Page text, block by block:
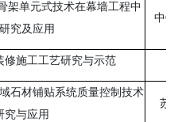
架单元式技术在幕墙工程中
究及应用
中铁
修施工工艺研究与示范
石材铺贴系统质量控制技术
究与应用
苏